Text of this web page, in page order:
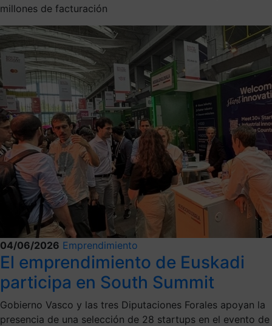
millones de facturación
04/06/2026 Emprendimiento
El emprendimiento de Euskadi
participa en South Summit
Gobierno Vasco y las tres Diputaciones Forales apoyan la
presencia de una selección de 28 startups en el evento de